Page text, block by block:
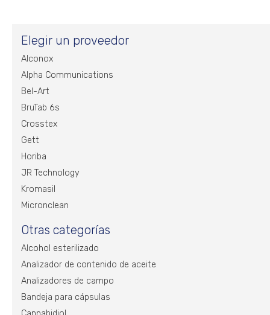
Elegir un proveedor
Alconox
Alpha Communications
Bel-Art
BruTab 6s
Crosstex
Gett
Horiba
JR Technology
Kromasil
Micronclean
Otras categorías
Alcohol esterilizado
Analizador de contenido de aceite
Analizadores de campo
Bandeja para cápsulas